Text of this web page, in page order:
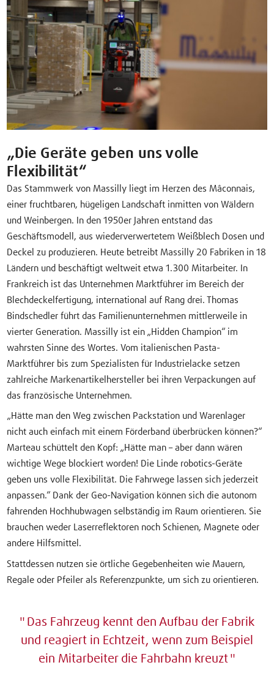
„Die Geräte geben uns volle
Flexibilität“
Das Stammwerk von Massilly liegt im Herzen des Mâconnais,
einer fruchtbaren, hügeligen Landschaft inmitten von Wäldern
und Weinbergen. In den 1950er Jahren entstand das
Geschäftsmodell, aus wiederverwertetem Weißblech Dosen und
Deckel zu produzieren. Heute betreibt Massilly 20 Fabriken in 18
Ländern und beschäftigt weltweit etwa 1.300 Mitarbeiter. In
Frankreich ist das Unternehmen Marktführer im Bereich der
Blechdeckelfertigung, international auf Rang drei. Thomas
Bindschedler führt das Familienunternehmen mittlerweile in
vierter Generation. Massilly ist ein „Hidden Champion“ im
wahrsten Sinne des Wortes. Vom italienischen Pasta-
Marktführer bis zum Spezialisten für Industrielacke setzen
zahlreiche Markenartikelhersteller bei ihren Verpackungen auf
das französische Unternehmen.
„Hätte man den Weg zwischen Packstation und Warenlager
nicht auch einfach mit einem Förderband überbrücken können?“
Marteau schüttelt den Kopf: „Hätte man – aber dann wären
wichtige Wege blockiert worden! Die Linde robotics-Geräte
geben uns volle Flexibilität. Die Fahrwege lassen sich jederzeit
anpassen.“ Dank der Geo-Navigation können sich die autonom
fahrenden Hochhubwagen selbständig im Raum orientieren. Sie
brauchen weder Laserreflektoren noch Schienen, Magnete oder
andere Hilfsmittel.
Stattdessen nutzen sie örtliche Gegebenheiten wie Mauern,
Regale oder Pfeiler als Referenzpunkte, um sich zu orientieren.
Das Fahrzeug kennt den Aufbau der Fabrik
und reagiert in Echtzeit, wenn zum Beispiel
ein Mitarbeiter die Fahrbahn kreuzt